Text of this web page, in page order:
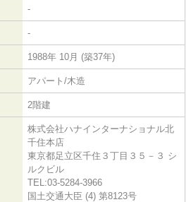
-
-
1988年 10月 (築37年)
アパート/木造
2階建
株式会社ハナインターナショナル北
千住本店
東京都足立区千住３丁目３５－３ シ
ルクビル
TEL:03-5284-3966
国土交通大臣 (4) 第8123号